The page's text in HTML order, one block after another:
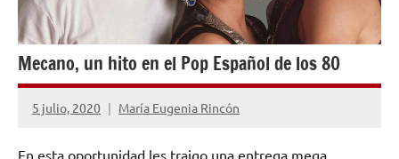
Mecano, un hito en el Pop Español de los 80
5 julio, 2020 María Eugenia Rincón
1
En esta oportunidad les traigo una entrega mega